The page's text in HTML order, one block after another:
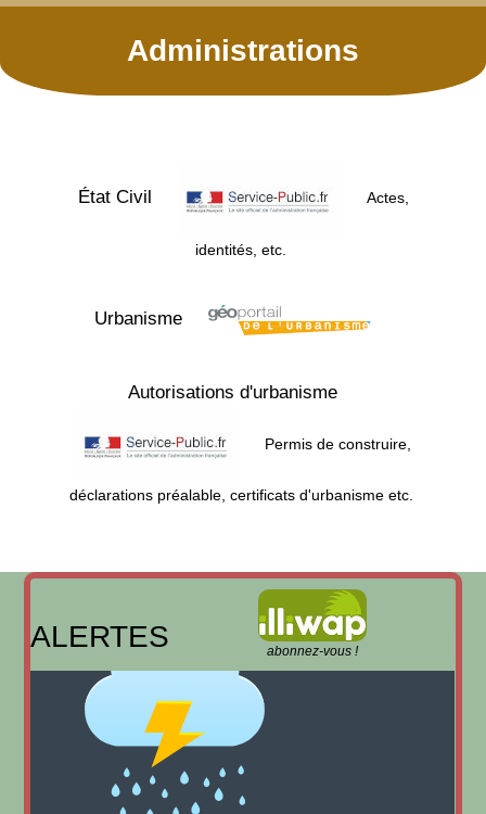
Administrations
État Civil Actes,
identités, etc.
Urbanisme
Autorisations d'urbanisme
Permis de construire,
déclarations préalable, certificats d'urbanisme etc.
ALERTES abonnez-vous !